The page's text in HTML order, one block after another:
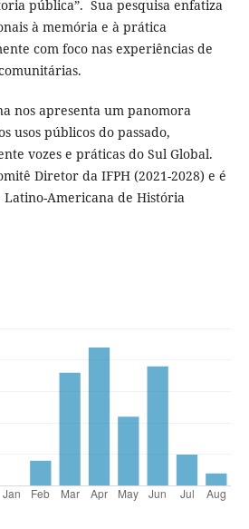
pública”. Sua pesquisa enfatiza
à memória e à prática
com foco nas experiências de
nos apresenta um panomora
usos públicos do passado,
vozes e práticas do Sul Global.
Diretor da IFPH (2021-2028) e é
Americana de História